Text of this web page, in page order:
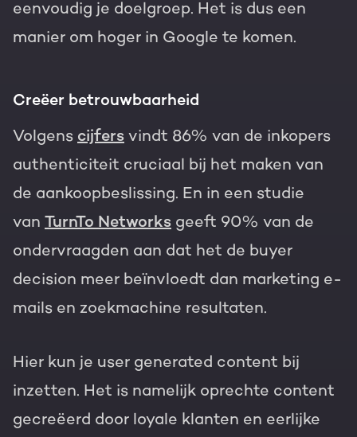
eenvoudig je doelgroep. Het is dus een
manier om hoger in Google te komen.
Creëer betrouwbaarheid
Volgens cijfers vindt 86% van de inkopers
authenticiteit cruciaal bij het maken van
de aankoopbeslissing. En in een studie
van TurnTo Networks geeft 90% van de
ondervraagden aan dat het de buyer
decision meer beïnvloedt dan marketing e-
mails en zoekmachine resultaten.
Hier kun je user generated content bij
inzetten. Het is namelijk oprechte content
gecreëerd door loyale klanten en eerlijke